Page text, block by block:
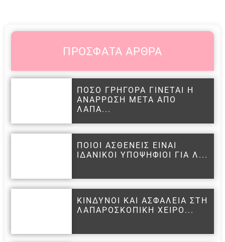
ΠΡΟΣΦΑΤΑ ΑΡΘΡΑ
ΠΟΣΟ ΓΡΗΓΟΡΑ ΓΙΝΕΤΑΙ Η
ΑΝΑΡΡΩΣΗ ΜΕΤΑ ΑΠΟ
ΛΑΠΑ...
ΠΟΙΟΙ ΑΣΘΕΝΕΙΣ ΕΙΝΑΙ
ΙΔΑΝΙΚΟΙ ΥΠΟΨΗΦΙΟΙ ΓΙΑ Λ...
ΚΙΝΔΥΝΟΙ ΚΑΙ ΑΣΦΑΛΕΙΑ ΣΤΗ
ΛΑΠΑΡΟΣΚΟΠΙΚΗ ΧΕΙΡΟ...